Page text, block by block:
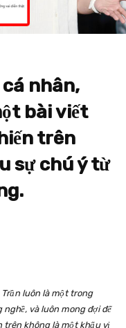
nhân,
bài viết
trên
sự chú ý từ
Trần luôn là một trong
và luôn mong đợi để
trên không là một khẩu vị